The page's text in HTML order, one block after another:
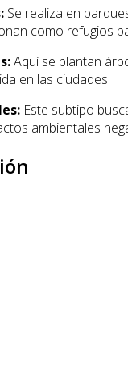
Se realiza en
como refugios
Aquí se plantan
en las ciudades.
Este subtipo
ambientales